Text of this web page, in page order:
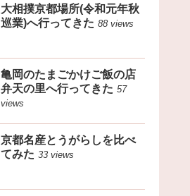
大相撲京都場所(令和元年秋
巡業)へ行ってきた 88 views
亀岡のたまごかけご飯の店
弁天の里へ行ってきた 57
views
京都名産とうがらしを比べ
てみた 33 views